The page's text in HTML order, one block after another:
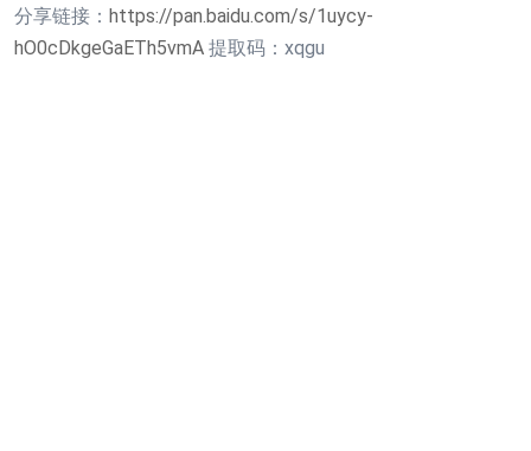
分享链接： https://pan.baidu.com/s/1uycy-
hO0cDkgeGaETh5vmA 提取码：xqgu